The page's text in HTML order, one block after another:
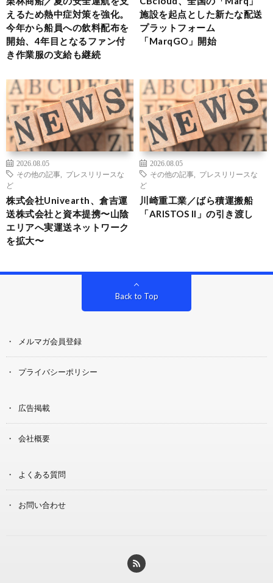
えるため熱中症対策を強化。
今年から船員への飲料配布を
開始、4年目となるファン付
き作業服の支給も継続
施設を起点とした新たな配送
プラットフォーム
「MarqGO」開始
2026.08.05
その他の記事
プレスリリースな
ど
株式会社Univearth、倉吉運
送株式会社と資本提携〜山陰
エリアへ実運送ネットワーク
を拡大〜
2026.08.05
その他の記事
プレスリリースな
ど
川崎重工業／ばら積運搬船
「ARISTOS II」の引き渡し
Back to Top
メルマガ会員登録
プライバシーポリシー
広告掲載
会社概要
よくある質問
お問い合わせ